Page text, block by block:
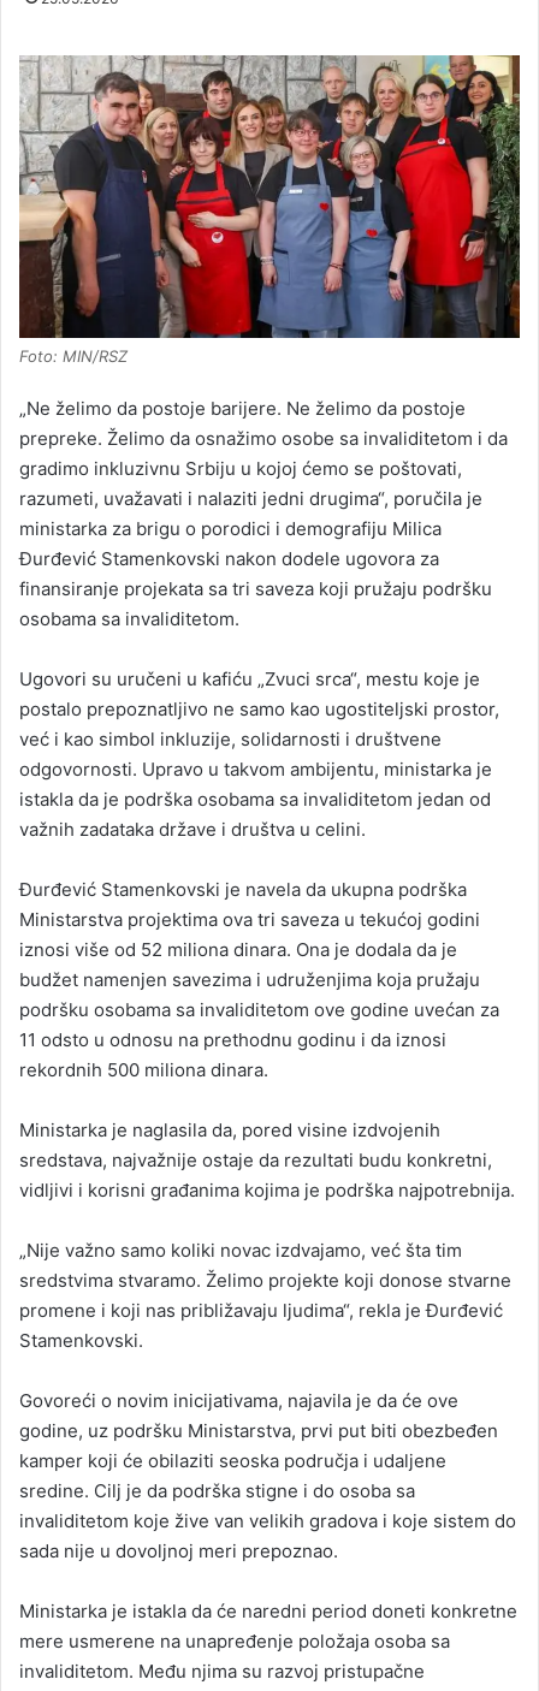
Foto: MIN/RSZ
„Ne želimo da postoje barijere. Ne želimo da postoje
prepreke. Želimo da osnažimo osobe sa invaliditetom i da
gradimo inkluzivnu Srbiju u kojoj ćemo se poštovati,
razumeti, uvažavati i nalaziti jedni drugima“, poručila je
ministarka za brigu o porodici i demografiju Milica
Đurđević Stamenkovski nakon dodele ugovora za
finansiranje projekata sa tri saveza koji pružaju podršku
osobama sa invaliditetom.
Ugovori su uručeni u kafiću „Zvuci srca“, mestu koje je
postalo prepoznatljivo ne samo kao ugostiteljski prostor,
već i kao simbol inkluzije, solidarnosti i društvene
odgovornosti. Upravo u takvom ambijentu, ministarka je
istakla da je podrška osobama sa invaliditetom jedan od
važnih zadataka države i društva u celini.
Đurđević Stamenkovski je navela da ukupna podrška
Ministarstva projektima ova tri saveza u tekućoj godini
iznosi više od 52 miliona dinara. Ona je dodala da je
budžet namenjen savezima i udruženjima koja pružaju
podršku osobama sa invaliditetom ove godine uvećan za
11 odsto u odnosu na prethodnu godinu i da iznosi
rekordnih 500 miliona dinara.
Ministarka je naglasila da, pored visine izdvojenih
sredstava, najvažnije ostaje da rezultati budu konkretni,
vidljivi i korisni građanima kojima je podrška najpotrebnija.
„Nije važno samo koliki novac izdvajamo, već šta tim
sredstvima stvaramo. Želimo projekte koji donose stvarne
promene i koji nas približavaju ljudima“, rekla je Đurđević
Stamenkovski.
Govoreći o novim inicijativama, najavila je da će ove
godine, uz podršku Ministarstva, prvi put biti obezbeđen
kamper koji će obilaziti seoska područja i udaljene
sredine. Cilj je da podrška stigne i do osoba sa
invaliditetom koje žive van velikih gradova i koje sistem do
sada nije u dovoljnoj meri prepoznao.
Ministarka je istakla da će naredni period doneti konkretne
mere usmerene na unapređenje položaja osoba sa
invaliditetom. Među njima su razvoj pristupačne